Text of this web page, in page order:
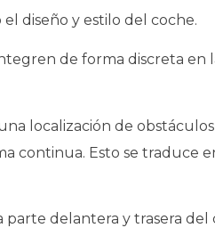
diseño y estilo del coche.
de forma discreta en
localización de
Esto se traduce
delantera y trasera del